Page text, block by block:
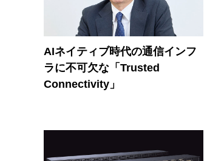
AIネイティブ時代の通信インフ
ラに不可欠な「Trusted
Connectivity」